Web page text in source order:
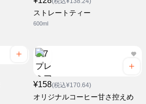
ストレートティー
600ml
¥158(税込¥170.64)
オリジナルコーヒー甘さ控えめ